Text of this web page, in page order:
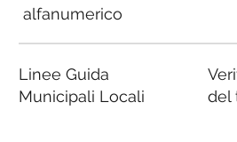
alfanumerico
Linee Guida
Municipali Locali
del